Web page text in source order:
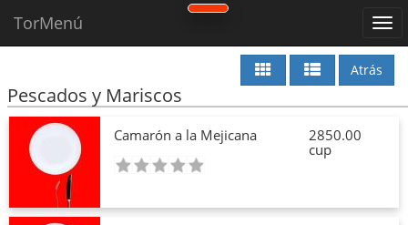
TorMenú
Atrás
Pescados y Mariscos
Camarón a la Mejicana
2850.00
cup